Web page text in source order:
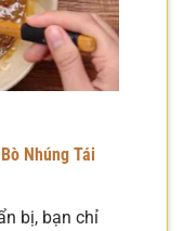
Nhúng Tái
bị, bạn chỉ